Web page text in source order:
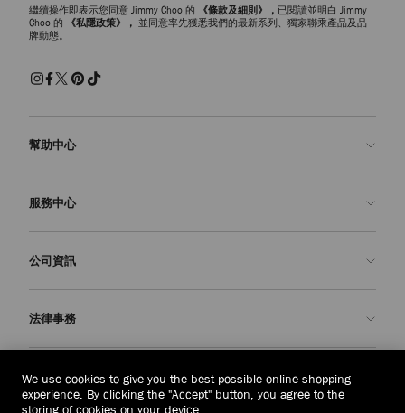
繼續操作即表示您同意 Jimmy Choo 的 《條款及細則》， 已閱讀並明白 Jimmy
Choo 的
《私隱政策》， 並同意率先獲悉我們的最新系列、獨家聯乘產品及品
牌動態。
幫助中心
常見問題解答
申請退貨
送貨
服務中心
定制服務
保修服務
公司資訊
我們的歷史
我們的影響與責任
法律事務
條款與條件
汶萊(HK$)
We use cookies to give you the best possible online shopping
experience. By clicking the "Accept" button, you agree to the
storing of cookies on your device.